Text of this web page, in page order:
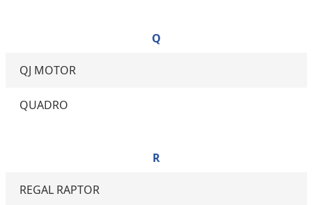
Q
QJ MOTOR
QUADRO
R
REGAL RAPTOR